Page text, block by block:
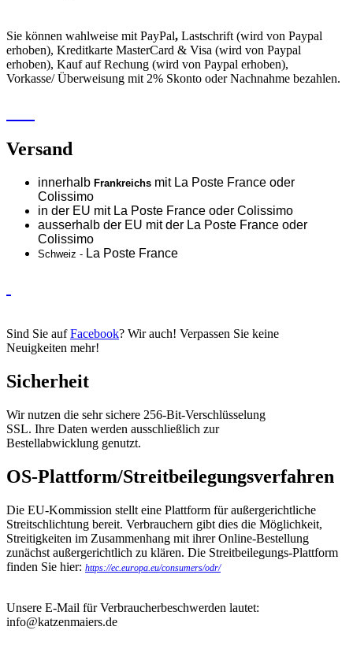
Sie können wahlweise mit PayPal, Lastschrift (wird von Paypal
erhoben), Kreditkarte MasterCard & Visa (wird von Paypal
erhoben), Kauf auf Rechung (wird von Paypal erhoben),
Vorkasse/ Überweisung mit 2% Skonto oder Nachnahme bezahlen.
Versand
innerhalb Frankreichs mit La Poste France oder
Colissimo
in der EU mit La Poste France oder Colissimo
ausserhalb der EU mit der La Poste France oder
Colissimo
Schweiz - La Poste France
Sind Sie aufFacebook? Wir auch! Verpassen Sie keine
Neuigkeiten mehr!
Sicherheit
Wir nutzen die sehr sichere 256-Bit-Verschlüsselung
SSL. Ihre Daten werden ausschließlich zur
Bestellabwicklung genutzt.
OS-Plattform/Streitbeilegungsverfahren
Die EU-Kommission stellt eine Plattform für außergerichtliche
Streitschlichtung bereit. Verbrauchern gibt dies die Möglichkeit,
Streitigkeiten im Zusammenhang mit ihrer Online-Bestellung
zunächst außergerichtlich zu klären. Die Streitbeilegungs-Plattform
finden Sie hier: https://ec.europa.eu/consumers/odr/
Unsere E-Mail für Verbraucherbeschwerden lautet:
info@katzenmaiers.de